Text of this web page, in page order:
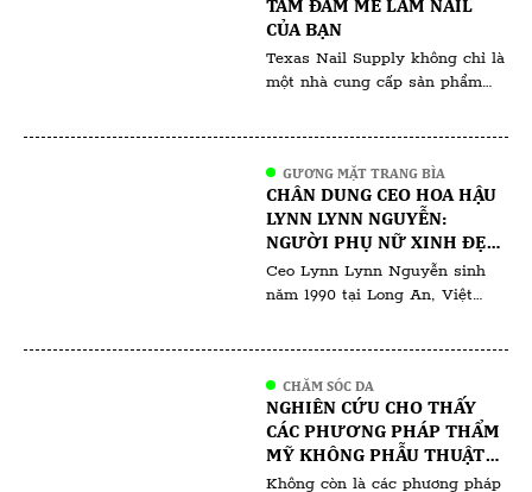
Makeup và những xu hướng
khác không chỉ mang tính
thẩm mỹ; chúng còn […]
TẦM ĐAM MÊ LÀM NAIL
CỦA BẠN
Texas Nail Supply không chỉ là
một nhà cung cấp sản phẩm
từ tiệm nail chuyên nghiệp đến
những người yêu thích làm nail
tại nhà. Với cam kết về chất
lượng sản phẩm, giá cả […]
GƯƠNG MẶT TRANG BÌA
CHÂN DUNG CEO HOA HẬU
LYNN LYNN NGUYỄN:
NGƯỜI PHỤ NỮ XINH ĐẸP,
TÀI NĂNG VÀ THÀNH ĐẠT
Ceo Lynn Lynn Nguyễn sinh
năm 1990 tại Long An, Việt
hình mảnh mai yếu đuối nhưng
nội lực đầy nhiệt huyết, quyết
tâm học tập vượt qua khó
khăn, thách thức mong muốn
xây dựng […]
CHĂM SÓC DA
NGHIÊN CỨU CHO THẤY
CÁC PHƯƠNG PHÁP THẨM
MỸ KHÔNG PHẪU THUẬT
ĐANG NGÀY CÀNG PHỔ
Không còn là các phương pháp